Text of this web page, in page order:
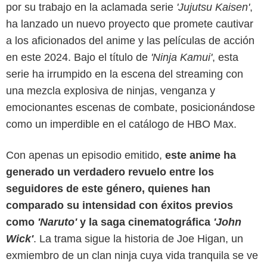
por su trabajo en la aclamada serie 'Jujutsu Kaisen',
ha lanzado un nuevo proyecto que promete cautivar
a los aficionados del anime y las películas de acción
en este 2024. Bajo el título de 'Ninja Kamui', esta
serie ha irrumpido en la escena del streaming con
una mezcla explosiva de ninjas, venganza y
emocionantes escenas de combate, posicionándose
como un imperdible en el catálogo de HBO Max.
Con apenas un episodio emitido, este anime ha
generado un verdadero revuelo entre los
seguidores de este género, quienes han
comparado su intensidad con éxitos previos
como 'Naruto' y la saga cinematográfica 'John
Wick'. La trama sigue la historia de Joe Higan, un
exmiembro de un clan ninja cuya vida tranquila se ve